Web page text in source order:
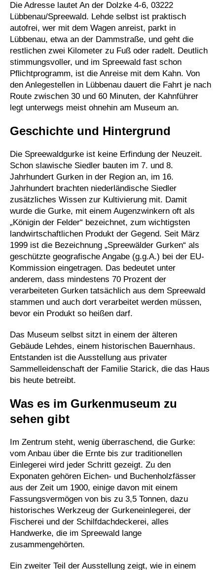
Die Adresse lautet An der Dolzke 4-6, 03222
Lübbenau/Spreewald. Lehde selbst ist praktisch
autofrei, wer mit dem Wagen anreist, parkt in
Lübbenau, etwa an der Dammstraße, und geht die
restlichen zwei Kilometer zu Fuß oder radelt. Deutlich
stimmungsvoller, und im Spreewald fast schon
Pflichtprogramm, ist die Anreise mit dem Kahn. Von
den Anlegestellen in Lübbenau dauert die Fahrt je nach
Route zwischen 30 und 60 Minuten, der Kahnführer
legt unterwegs meist ohnehin am Museum an.
Geschichte und Hintergrund
Die Spreewaldgurke ist keine Erfindung der Neuzeit.
Schon slawische Siedler bauten im 7. und 8.
Jahrhundert Gurken in der Region an, im 16.
Jahrhundert brachten niederländische Siedler
zusätzliches Wissen zur Kultivierung mit. Damit
wurde die Gurke, mit einem Augenzwinkern oft als
„Königin der Felder“ bezeichnet, zum wichtigsten
landwirtschaftlichen Produkt der Gegend. Seit März
1999 ist die Bezeichnung „Spreewälder Gurken“ als
geschützte geografische Angabe (g.g.A.) bei der EU-
Kommission eingetragen. Das bedeutet unter
anderem, dass mindestens 70 Prozent der
verarbeiteten Gurken tatsächlich aus dem Spreewald
stammen und auch dort verarbeitet werden müssen,
bevor ein Produkt so heißen darf.
Das Museum selbst sitzt in einem der älteren
Gebäude Lehdes, einem historischen Bauernhaus.
Entstanden ist die Ausstellung aus privater
Sammelleidenschaft der Familie Starick, die das Haus
bis heute betreibt.
Was es im Gurkenmuseum zu
sehen gibt
Im Zentrum steht, wenig überraschend, die Gurke:
vom Anbau über die Ernte bis zur traditionellen
Einlegerei wird jeder Schritt gezeigt. Zu den
Exponaten gehören Eichen- und Buchenholzfässer
aus der Zeit um 1900, einige davon mit einem
Fassungsvermögen von bis zu 3,5 Tonnen, dazu
historisches Werkzeug der Gurkeneinlegerei, der
Fischerei und der Schilfdachdeckerei, alles
Handwerke, die im Spreewald lange
zusammengehörten.
Ein zweiter Teil der Ausstellung zeigt, wie in einem